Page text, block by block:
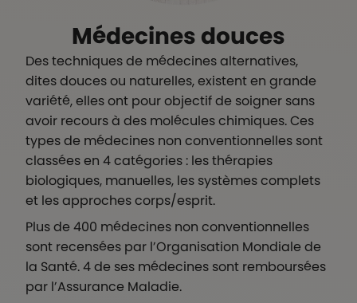
Médecines douces
Des techniques de médecines alternatives,
dites douces ou naturelles, existent en grande
variété, elles ont pour objectif de soigner sans
avoir recours à des molécules chimiques. Ces
types de médecines non conventionnelles sont
classées en 4 catégories : les thérapies
biologiques, manuelles, les systèmes complets
et les approches corps/esprit.
Plus de 400 médecines non conventionnelles
sont recensées par l’Organisation Mondiale de
la Santé. 4 de ses médecines sont remboursées
par l’Assurance Maladie.